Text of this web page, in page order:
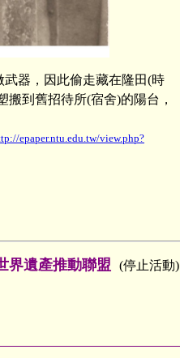
器，因此偷走藏在隆田(時
到舊招待所(宿舍)的陽台，
epaper.ntu.edu.tw/view.php?
界遺產推動聯盟 (停止活動)